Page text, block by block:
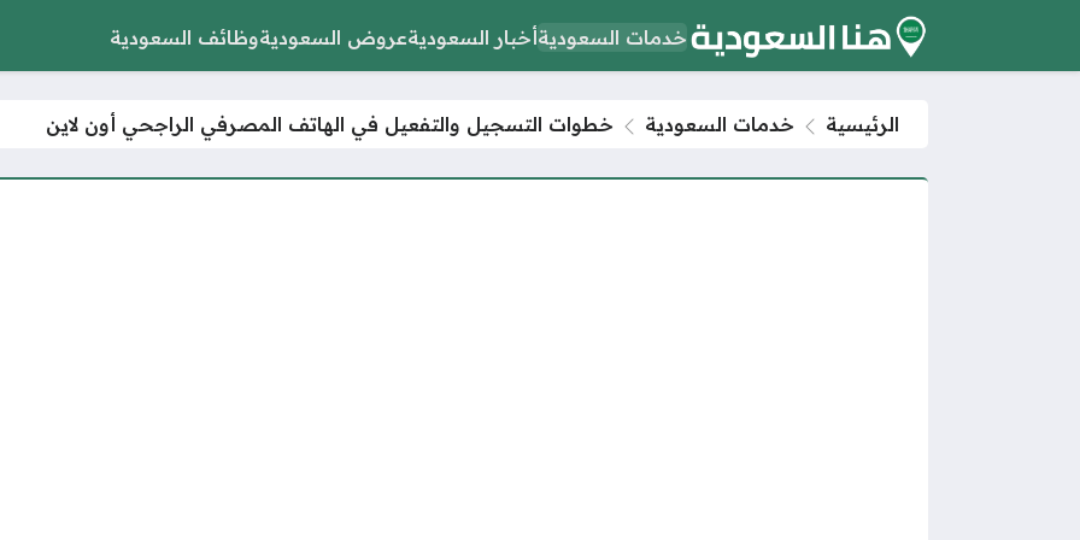
خدمات السعوديةأخبار السعوديةعروض السعوديةوظائف السعودية
الرئيسية خدمات السعودية خطوات التسجيل والتفعيل في الهاتف المصرفي الراجحي أون لاين